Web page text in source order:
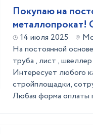
Покупаю на
металлопрокат!
14 июля 2025
На постоянной
труба , лист ,
Интересует любого
стройплощадки,
Любая форма оплаты